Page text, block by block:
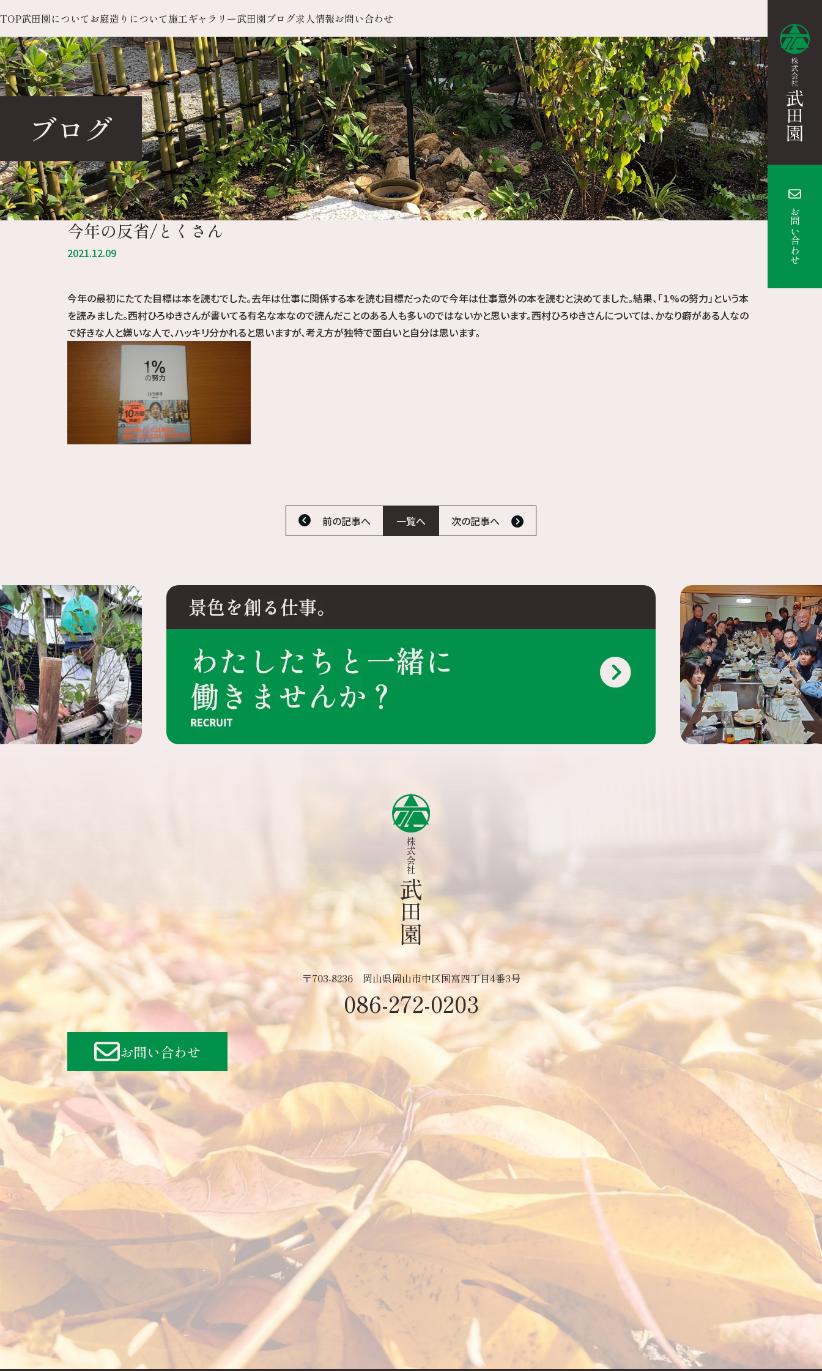
お問い合わせ
TOP武田園についてお庭造りについて施工ギャラリー武田園ブログ求人情報お問い合わせ
ブログ
今年の反省/とくさん
2021.12.09
今年の最初にたてた目標は本を読むでした。去年は仕事に関係する本を読む目標だったので今年は仕事意外の本を読むと決めてました。結果、「１%の努力」という本
を読みました。西村ひろゆきさんが書いてる有名な本なので読んだことのある人も多いのではないかと思います。西村ひろゆきさんについては、かなり癖がある人なの
で好きな人と嫌いな人で、ハッキリ分かれると思いますが、考え方が独特で面白いと自分は思います。
前の記事へ 一覧へ 次の記事へ
〒703-8236 岡山県岡山市中区国富四丁目4番3号
086-272-0203
お問い合わせ